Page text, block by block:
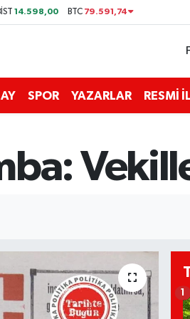
14.598,00 BTC 79.591,74
SPOR YAZARLAR RESMİ
1